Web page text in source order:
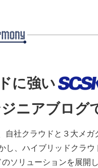
に強い
ニアブログ
自社クラウドと３大メガ
し、ハイブリッドクラウ
ソリューションを展開